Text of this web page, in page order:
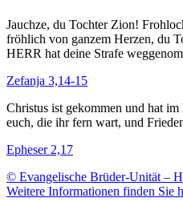
Jauchze, du Tochter Zion!
fröhlich von ganzem Herzen, du
HERR hat deine Strafe
Zefanja 3,14-15
Christus ist gekommen und hat
euch, die ihr fern wart, und
Epheser 2,17
© Evangelische Brüder-Unität –
Weitere Informationen finden Sie